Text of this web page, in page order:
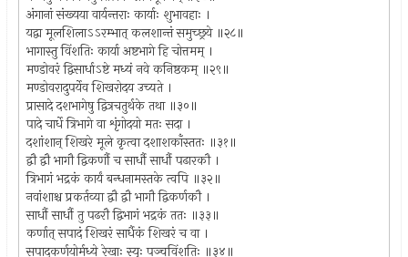
अंगानां संख्यया वार्यन्तराः कार्याः शुभावहाः ।
यद्वा मूलशिलाऽऽरम्भात् कलशान्तं समुच्छ्रये ॥२८॥
भागास्तु विंशतिः कार्या अष्टभागे हि चोत्तमम् ।
मण्डोवरं द्विसार्धाऽष्टे मध्यं नवे कनिष्ठकम् ॥२९॥
मण्डोवरादुपर्येव शिखरोदय उच्यते ।
प्रासादे दशभागेषु द्वित्रचतुर्थके तथा ॥३०॥
पादे चार्धे त्रिभागे वा शृंगोदयो मतः सदा ।
दशांशान् शिखरे मूले कृत्वा दशाशकाँस्ततः ॥३१॥
द्वौ द्वौ भागौ द्विकर्णौ च सार्धौ सार्धौ पढारकौ ।
त्रिभागं भद्रकं कार्यं बन्धनामस्तके त्वपि ॥३२॥
नवांशाश्च प्रकर्तव्या द्वौ द्वौ भागौ द्विकर्णकौ ।
सार्धौ सार्धौ तु पढरौ द्विभागं भद्रकं ततः ॥३३॥
कर्णात् सपादं शिखरं सार्धैकं शिखरं च वा ।
सपादकर्णयोर्मध्ये रेखाः स्युः पञ्चविंशतिः ॥३४॥